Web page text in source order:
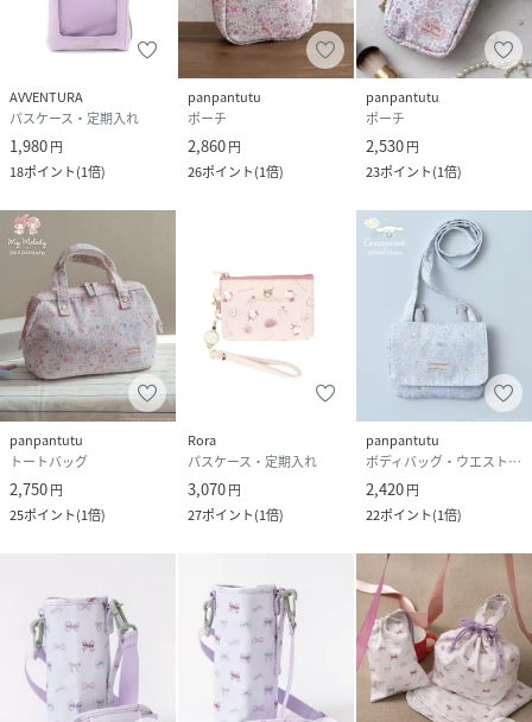
性別タイプ キッズ
素材 ポリエステル 100%
サイズ
品番
AVVENTURA
パスケース・定期入れ
1,980円
18ポイント(1倍)
panpantutu
ポーチ
2,860円
26ポイント(1倍)
panpantutu
ポーチ
2,530円
23ポイント(1倍)
panpantutu
トートバッグ
2,750円
25ポイント(1倍)
Rora
パスケース・定期入れ
3,070円
27ポイント(1倍)
panpantutu
ボディバッグ・ウエストポーチ
2,420円
22ポイント(1倍)